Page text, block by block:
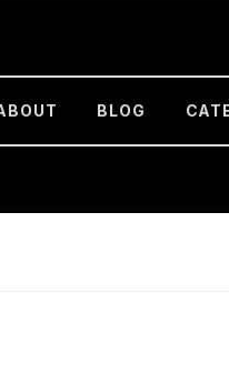
BLOG